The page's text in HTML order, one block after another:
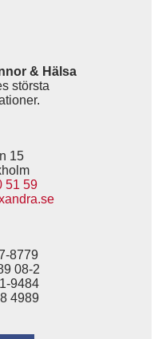
& Hälsa
största
15
51 59
8779
08-2
9484
4989